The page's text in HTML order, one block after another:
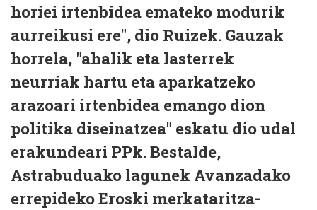
horiei irtenbidea emateko modurik
aurreikusi ere", dio Ruizek. Gauzak
horrela, "ahalik eta lasterrek
neurriak hartu eta aparkatzeko
arazoari irtenbidea emango dion
politika diseinatzea" eskatu dio udal
erakundeari PPk. Bestalde,
Astrabuduako lagunek Avanzadako
errepideko Eroski merkataritza-